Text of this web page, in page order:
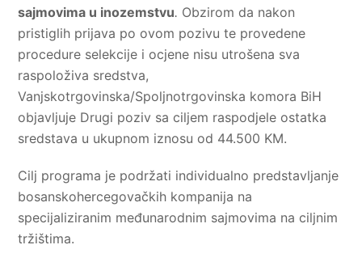
sajmovima u inozemstvu. Obzirom da nakon
pristiglih prijava po ovom pozivu te provedene
procedure selekcije i ocjene nisu utrošena sva
raspoloživa sredstva,
Vanjskotrgovinska/Spoljnotrgovinska komora BiH
objavljuje Drugi poziv sa ciljem raspodjele ostatka
sredstava u ukupnom iznosu od 44.500 KM.
Cilj programa je podržati individualno predstavljanje
bosanskohercegovačkih kompanija na
specijaliziranim međunarodnim sajmovima na ciljnim
tržištima.